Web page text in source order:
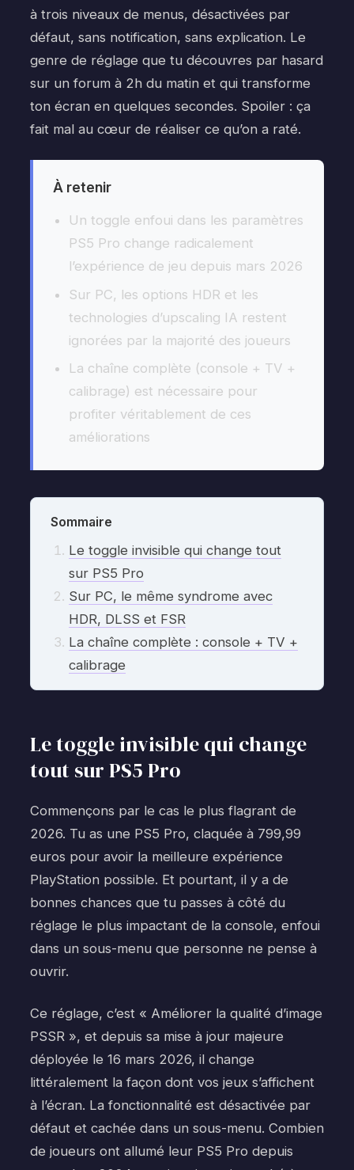
à trois niveaux de menus, désactivées par
défaut, sans notification, sans explication. Le
genre de réglage que tu découvres par hasard
sur un forum à 2h du matin et qui transforme
ton écran en quelques secondes. Spoiler : ça
fait mal au cœur de réaliser ce qu’on a raté.
À retenir
Un toggle enfoui dans les paramètres
PS5 Pro change radicalement
l’expérience de jeu depuis mars 2026
Sur PC, les options HDR et les
technologies d’upscaling IA restent
ignorées par la majorité des joueurs
La chaîne complète (console + TV +
calibrage) est nécessaire pour
profiter véritablement de ces
améliorations
Sommaire
Le toggle invisible qui change tout
sur PS5 Pro
Sur PC, le même syndrome avec
HDR, DLSS et FSR
La chaîne complète : console + TV +
calibrage
Le toggle invisible qui change
tout sur PS5 Pro
Commençons par le cas le plus flagrant de
2026. Tu as une PS5 Pro, claquée à 799,99
euros pour avoir la meilleure expérience
PlayStation possible. Et pourtant, il y a de
bonnes chances que tu passes à côté du
réglage le plus impactant de la console, enfoui
dans un sous-menu que personne ne pense à
ouvrir.
Ce réglage, c’est « Améliorer la qualité d’image
PSSR », et depuis sa mise à jour majeure
déployée le 16 mars 2026, il change
littéralement la façon dont vos jeux s’affichent
à l’écran. La fonctionnalité est désactivée par
défaut et cachée dans un sous-menu. Combien
de joueurs ont allumé leur PS5 Pro depuis